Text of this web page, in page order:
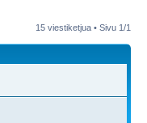
15 viestiketjua • Sivu 1/1